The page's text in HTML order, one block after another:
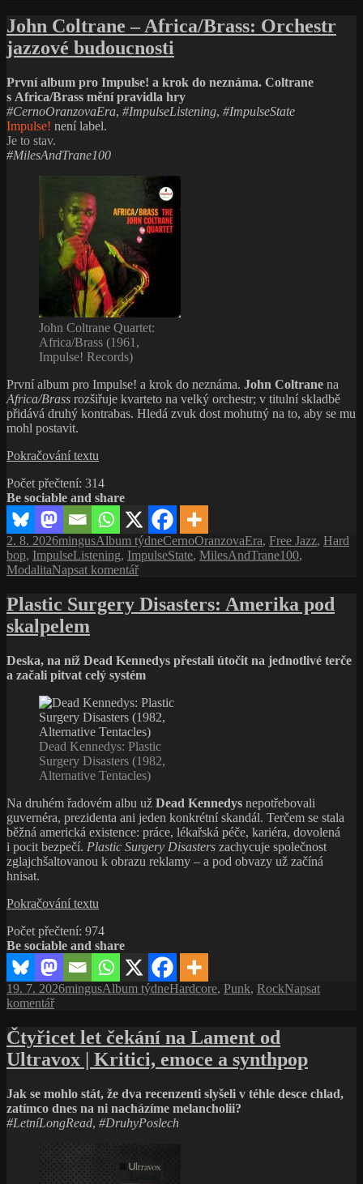
John Coltrane – Africa/Brass: Orchestr
jazzové budoucnosti
První album pro Impulse! a krok do neznáma. Coltrane
s Africa/Brass mění pravidla hry
#CernoOranzovaEra, #ImpulseListening, #ImpulseState
Impulse! není label.
Je to stav.
#MilesAndTrane100
John Coltrane Quartet:
Africa/Brass (1961,
Impulse! Records)
První album pro Impulse! a krok do neznáma. John Coltrane na
Africa/Brass rozšiřuje kvarteto na velký orchestr; v titulní skladbě
přidává druhý kontrabas. Hledá zvuk dost mohutný na to, aby se mu
mohl postavit.
Pokračování textu
–
Africa/Brass:
Orchestr
jazzové
budoucnosti
Počet přečtení: 314
Be sociable and share
Publikováno:
2. 8. 2026Autor:
mingusRubriky:
Album týdneŠtítky:
CernoOranzovaEra, Free Jazz, Hard
bop, ImpulseListening, ImpulseState, MilesAndTrane100,
ModalitaNapsat komentářpro
s
názvem
–
Africa/Brass:
jazzové
budoucnosti
Plastic Surgery Disasters: Amerika pod
skalpelem
Deska, na níž Dead Kennedys přestali útočit na jednotlivé terče
a začali pitvat celý systém
Dead Kennedys: Plastic
Surgery Disasters (1982,
Alternative Tentacles)
Na druhém řadovém albu už Dead Kennedys nepotřebovali
guvernéra, prezidenta ani jeden konkrétní skandál. Terčem se stala
běžná americká existence: práce, lékařská péče, kariéra, dovolená
i pocit bezpečí. Plastic Surgery Disasters zachycuje společnost
zglajchšaltovanou k obrazu reklamy – a pod obvazy už začíná
hnisat.
Pokračování textu
Disasters:
Amerika
pod
skalpelem
Počet přečtení: 974
Be sociable and share
Publikováno:
19. 7. 2026Autor:
mingusRubriky:
Album týdneŠtítky:
Hardcore, Punk, RockNapsat
komentářpro
názvem
Plastic
Disasters:
Amerika
pod
skalpelem
Čtyřicet let čekání na Lament od
Ultravox | Kritici, emoce a synthpop
Jak se mohlo stát, že dva recenzenti slyšeli v téhle desce chlad,
zatímco dnes na ni nacházíme melancholii?
#LetníLongRead, #DruhyPoslech